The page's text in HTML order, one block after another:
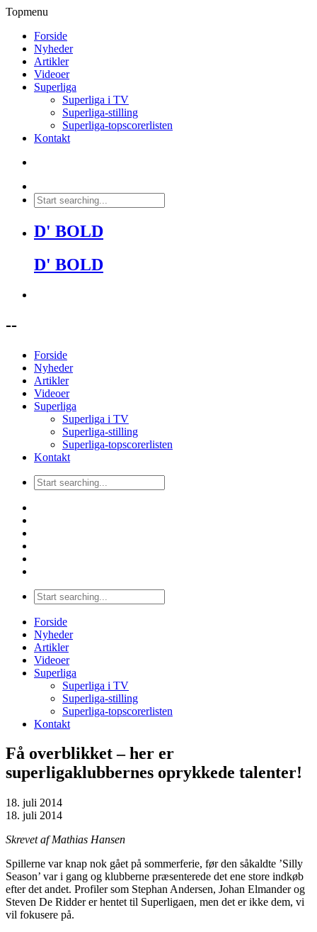
Topmenu
Forside
Nyheder
Artikler
Videoer
Superliga
Superliga i TV
Superliga-stilling
Superliga-topscorerlisten
Kontakt
D' BOLD
D' BOLD
--
Forside
Nyheder
Artikler
Videoer
Superliga
Superliga i TV
Superliga-stilling
Superliga-topscorerlisten
Kontakt
Forside
Nyheder
Artikler
Videoer
Superliga
Superliga i TV
Superliga-stilling
Superliga-topscorerlisten
Kontakt
Få overblikket – her er
superligaklubbernes oprykkede talenter!
18. juli 2014
18. juli 2014
Skrevet af Mathias Hansen
Spillerne var knap nok gået på sommerferie, før den såkaldte ’Silly
Season’ var i gang og klubberne præsenterede det ene store indkøb
efter det andet. Profiler som Stephan Andersen, Johan Elmander og
Steven De Ridder er hentet til Superligaen, men det er ikke dem, vi
vil fokusere på.